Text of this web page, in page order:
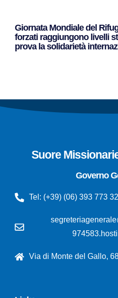
Giornata Mondiale del
forzati raggiungono livelli
prova la solidarietà
Suore
Governo
Tel: (+39) (06) 393 773
Via di Monte del Gallo,